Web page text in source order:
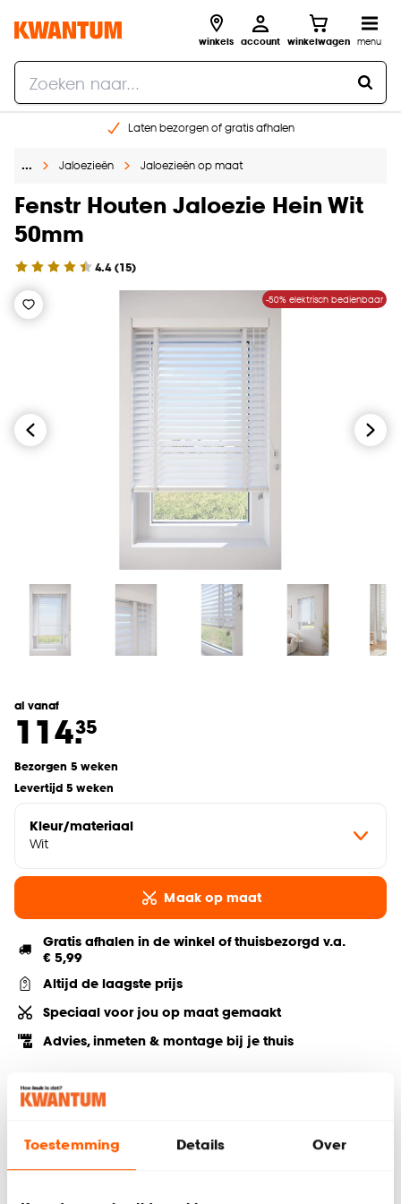
Toestemming Details Over
winkels account winkelwagen menu
Laten bezorgen of gratis afhalen
Gratis raam advies en opmeten aan huis
… Jaloezieën Jaloezieën op maat
Fenstr Houten Jaloezie Hein Wit
50mm
4.4(15)
-50% elektrisch bedienbaar
al vanaf
114.35
Bezorgen 5 weken
Levertijd 5 weken
Kleur/materiaal
Wit
Maak op maat
Gratis afhalen in de winkel of thuisbezorgd v.a.
€ 5,99
Altijd de laagste prijs
Speciaal voor jou op maat gemaakt
Advies, inmeten & montage bij je thuis